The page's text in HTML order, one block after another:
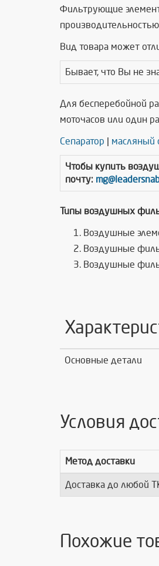
Фильтрующие
Вид товара может
Бывает, что Вы не
Для бесперебойной
моточасов или один
Сепаратор масляный
Чтобы купить
почту:
Типы воздушных
Воздушные
Воздушные
Воздушные
Основные детали
Условия
Метод доставки
Доставка до любой
Похожие